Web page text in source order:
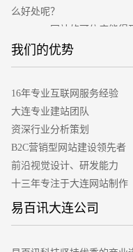
么好处呢？
一、网站的可信度能得到
一旦网站备案以后，是会
明你的网站在国家有关部门
三、便于收录
这和前两项都有一定关系
问速度又很快，这样的网站
我们的优势
16年专业互联网服务经验
大连专业建站团队
资深行业分析策划
B2C营销型网站建设领先者
前沿视觉设计、研发能力
十三年专注于大连网站制作
客户的满意是我们唯一的宗旨
易百讯大连公司